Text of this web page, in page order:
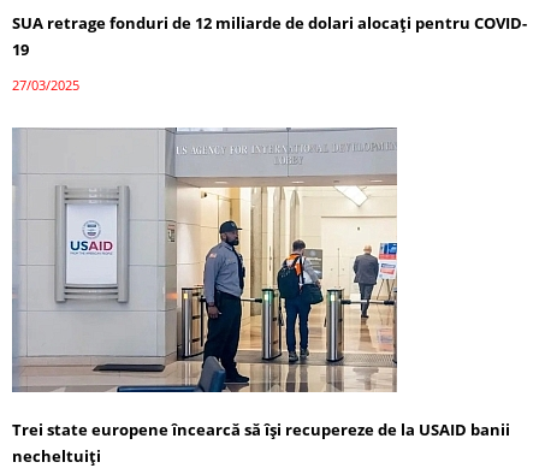
SUA retrage fonduri de 12 miliarde de dolari alocați pentru COVID-
19
27/03/2025
Trei state europene încearcă să își recupereze de la USAID banii
necheltuiți